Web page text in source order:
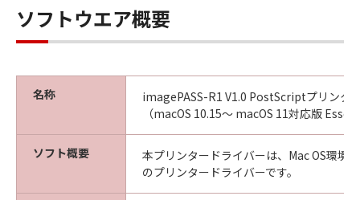
ソフトウエア概要
名称
imagePASS-R1 V1.0 PostScriptプリンタ
（macOS 10.15～ macOS 11対応版
ソフト概要
本プリンタードライバーは、Mac OS環境
のプリンタードライバーです。